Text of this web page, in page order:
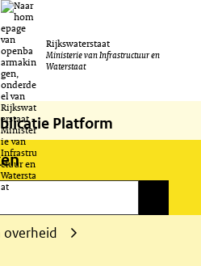
naar
de
inhoud
Rijkswaterstaat
Ministerie van Infrastructuur en
Waterstaat
Platform
Uitklappen
overheid